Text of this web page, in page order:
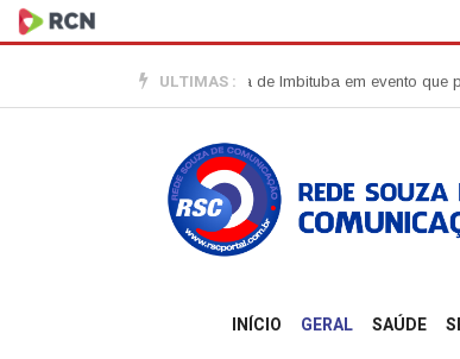
ULTIMAS :
vão tomar conta de Imbituba em evento que
INÍCIO GERAL SAÚDE